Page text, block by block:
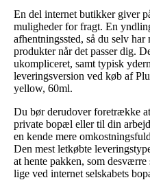
En del internet butikker giver
muligheder for fragt. En
afhentningssted, så du selv
produkter når det passer dig.
ukompliceret, samt typisk
leveringsversion ved køb af
yellow, 60ml.
Du bør derudover foretrække
private bopæl eller til din
en kende mere
Den mest letkøbte
at hente pakken, som
lige ved internet selskabets